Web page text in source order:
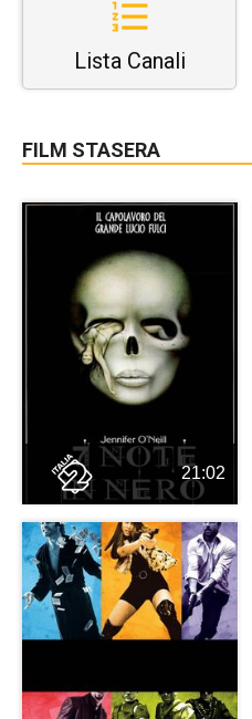
Lista Canali
FILM STASERA
21:02